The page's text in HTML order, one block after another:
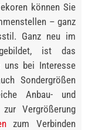
können Sie
– ganz
Ganz neu im
ist das
bei Interesse
Sondergrößen
Anbau- und
Vergrößerung
zum Verbinden